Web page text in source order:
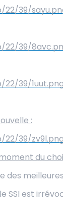
39/
22/39/
39/1uut.png
:
39/zv9l.png
du
des
SSI est